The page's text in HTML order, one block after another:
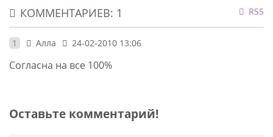
КОММЕНТАРИЕВ: 1 RSS
1 Алла 24-02-2010 13:06
Согласна на все 100%
Оставьте комментарий!